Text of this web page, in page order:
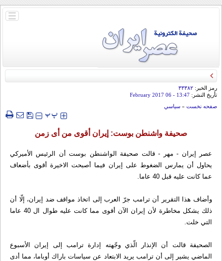
باز
رمز الخبر: ۳۳۳۸۲
تأريخ النشر: 13:47
- 06 February 2017
صفحه نخست » سياسي
‍‍‍ پپ
صحيفة واشنطن بوست: إيران أقوى من أى زمن
عصر إيران - مهر - قالت صحيفة الواشنطن بوست أن الرئيس الأميركي
يحاول أن يمارس الضغوط على إيران فيما أصبحت الاخيرة أقوى بأضعاف
عما كانت عليه قبل 40 عاما.
وأضاف هذا التقرير أن ترامب جرّ العرب إلى اتخاذ مواقف ضد إيران، إلّا أن
ذلك يشكل مخاطرة لأن إيران الآن أقوى مما كانت عليه طوال ال 40 عاما
التي خلت.
الصحيفة قالت أن الإنذار الّذي وجّهته إدارة ترامب إلى إيران الأسبوع
الماضي يشير إلى أن ترامب يريد الابتعاد عن سياسات باراك أوباما، مما أدى